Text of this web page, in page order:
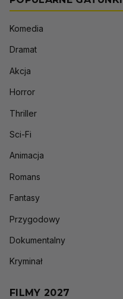
Komedia
Dramat
Akcja
Horror
Thriller
Sci-Fi
Animacja
Romans
Fantasy
Przygodowy
Dokumentalny
Kryminał
FILMY 2027